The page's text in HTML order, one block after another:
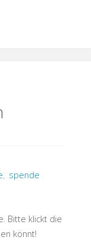
, spende
Bitte klickt die
könnt!